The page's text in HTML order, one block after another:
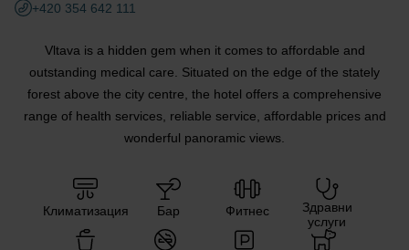
+420 354 642 111
Vltava is a hidden gem when it comes to affordable and
outstanding medical care. Situated on the edge of the stately
forest above the city centre, the hotel offers a comprehensive
range of health services, reliable service, affordable prices and
wonderful panoramic views.
Климатизация Бар Фитнес
Здравни
услуги